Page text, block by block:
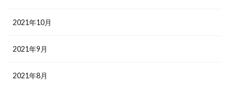
2021年10月
2021年9月
2021年8月